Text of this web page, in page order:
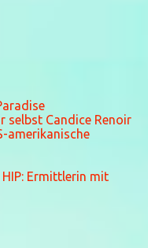
selbst Candice Renoir
amerikanische
HIP: Ermittlerin mit